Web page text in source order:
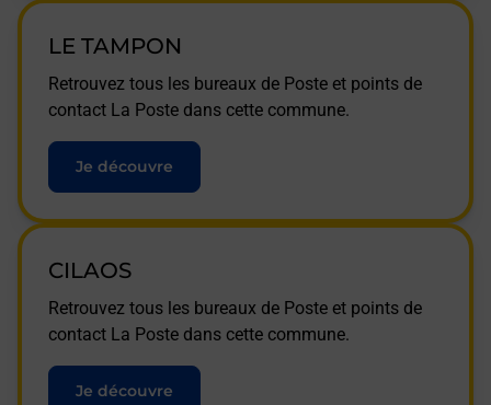
LE TAMPON
Retrouvez tous les bureaux de Poste et points de
contact La Poste dans cette commune.
Je découvre
CILAOS
Retrouvez tous les bureaux de Poste et points de
contact La Poste dans cette commune.
Je découvre